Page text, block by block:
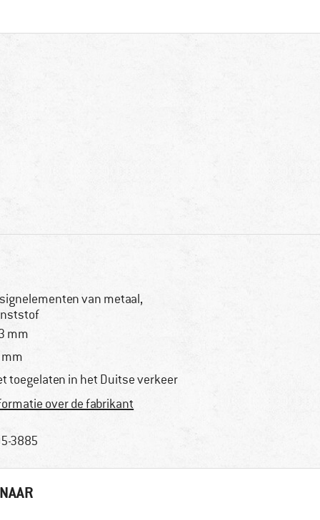
van metaal,
mm
mm
toegelaten in het Duitse verkeer
over de fabrikant
3885